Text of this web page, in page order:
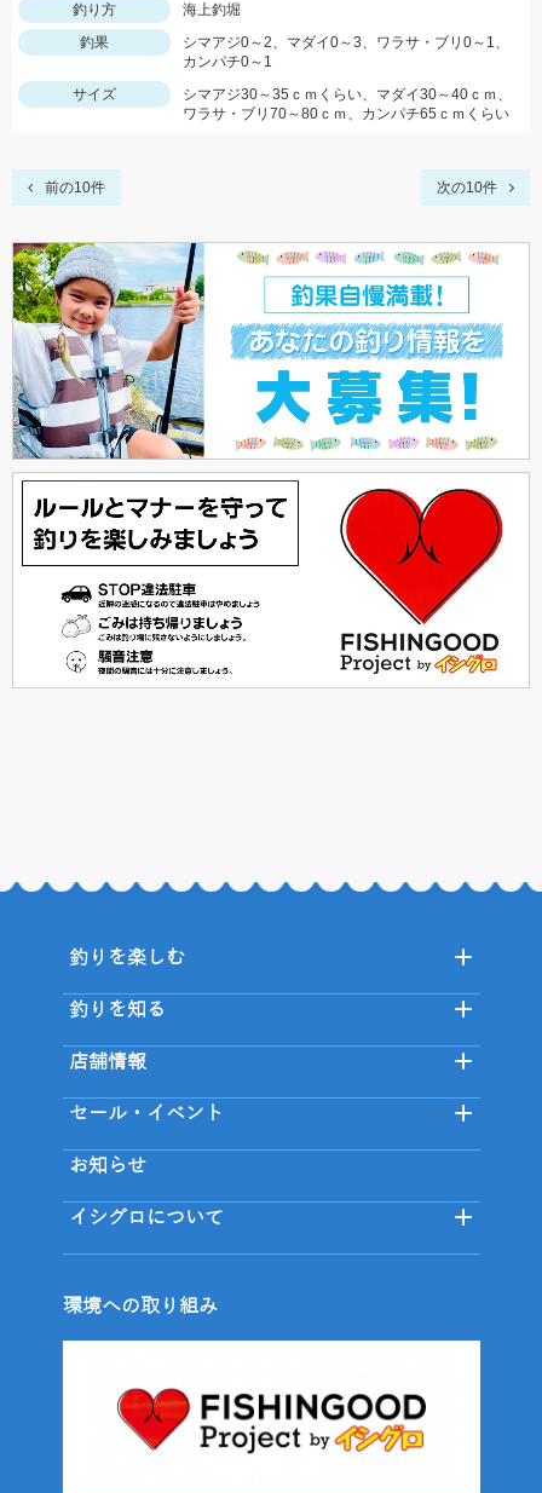
釣り方
海上釣堀
釣果
シマアジ0～2、マダイ0～3、ワラサ・ブリ0～1、
カンパチ0～1
サイズ
シマアジ30～35ｃｍくらい、マダイ30～40ｃｍ、
ワラサ・ブリ70～80ｃｍ、カンパチ65ｃｍくらい
前の10件 次の10件
釣りを楽しむ
釣りを知る
店舗情報
セール・イベント
お知らせ
イシグロについて
環境への取り組み